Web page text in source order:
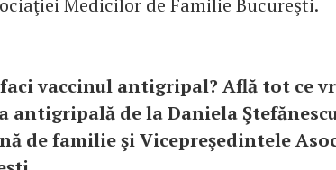
Medicilor de Familie Bucureşti.
vaccinul antigripal? Află tot ce
antigripală de la Daniela
de familie şi Vicepreşedintele